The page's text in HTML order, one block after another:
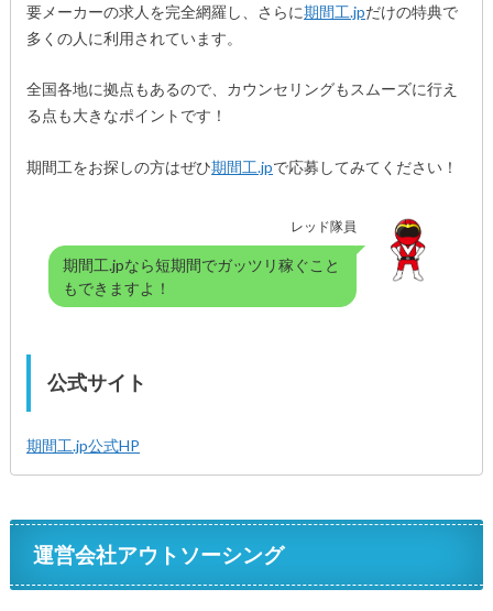
要メーカーの求人を完全網羅し、さらに期間工.jpだけの特典で
多くの人に利用されています。
全国各地に拠点もあるので、カウンセリングもスムーズに行え
る点も大きなポイントです！
期間工をお探しの方はぜひ期間工.jpで応募してみてください！
レッド隊員
期間工.jpなら短期間でガッツリ稼ぐこと
もできますよ！
公式サイト
期間工.jp公式HP
運営会社アウトソーシング